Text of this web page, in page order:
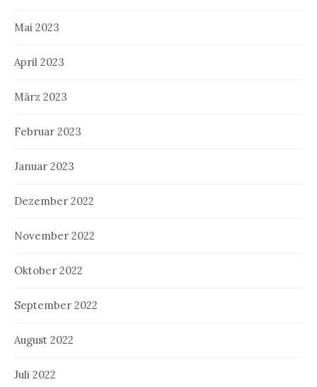
Mai 2023
April 2023
März 2023
Februar 2023
Januar 2023
Dezember 2022
November 2022
Oktober 2022
September 2022
August 2022
Juli 2022